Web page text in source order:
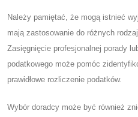
Należy pamiętać, że mogą istnieć
mają zastosowanie do różnych
Zasięgnięcie profesjonalnej porady
podatkowego może pomóc
prawidłowe rozliczenie podatków.
Wybór doradcy może być również